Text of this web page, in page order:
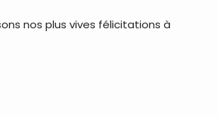
nos plus vives félicitations à